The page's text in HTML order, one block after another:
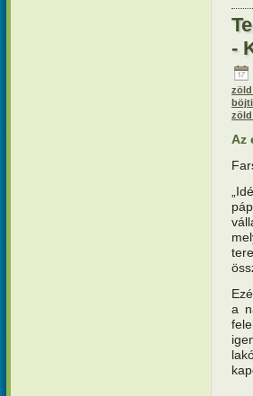
-
böjti
Az
a